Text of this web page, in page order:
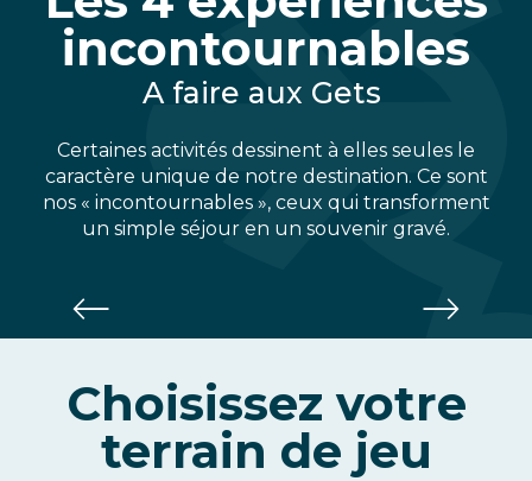
incontournables
A faire aux Gets
Certaines activités dessinent à elles seules le
caractère unique de notre destination. Ce sont
nos « incontournables », ceux qui transforment
un simple séjour en un souvenir gravé.
Choisissez votre
terrain de jeu